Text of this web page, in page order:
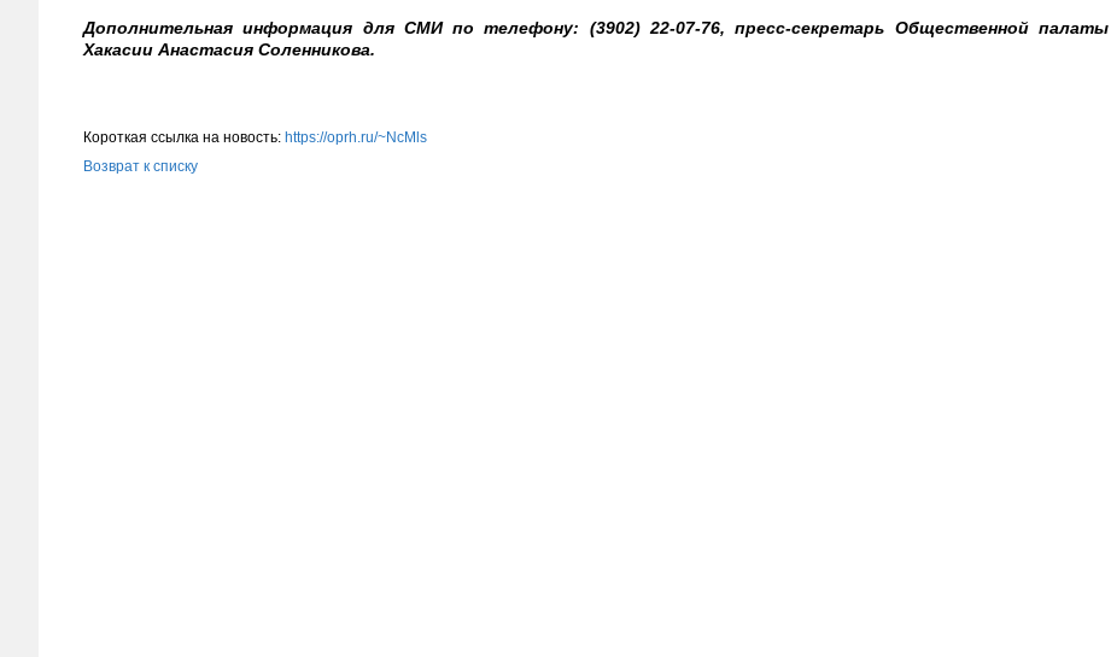
Дополнительная информация для СМИ по телефону: (3902) 22-07-76, пресс-секретарь Общественной палаты
Хакасии Анастасия Соленникова.
Короткая ссылка на новость: https://oprh.ru/~NcMls
Возврат к списку